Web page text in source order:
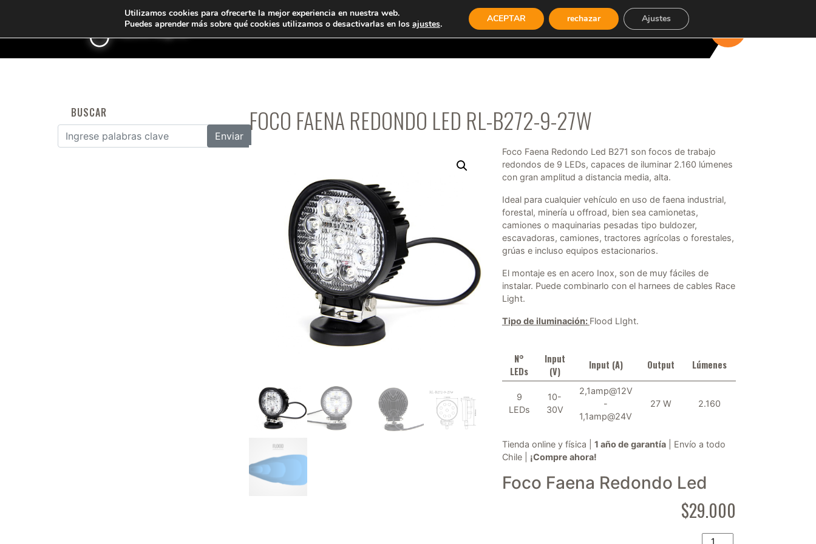
< TIENDA PRODUCTOS EMPRESA CONTACTO
BUSCAR
Buscar por:
FOCO FAENA REDONDO LED RL-B272-9-27W
Foco Faena Redondo Led B271 son focos de trabajo
redondos de 9 LEDs, capaces de iluminar 2.160 lúmenes
con gran amplitud a distancia media, alta.
Ideal para cualquier vehículo en uso de faena industrial,
forestal, minería u offroad, bien sea camionetas,
camiones o maquinarias pesadas tipo buldozer,
escavadoras, camiones, tractores agrícolas o forestales,
grúas e incluso equipos estacionarios.
El montaje es en acero Inox, son de muy fáciles de
instalar. Puede combinarlo con el harnees de cables Race
Light.
Tipo de iluminación: Flood LIght.
N°
LEDs
Input
(V)
Input (A) Output Lúmenes
9
LEDs
10-
30V
2,1amp@12V
-
1,1amp@24V
27 W 2.160
Tienda online y física | 1 año de garantía| Envío a todo
Chile | ¡Compre ahora!
Foco Faena Redondo Led
$29.000
Foco Faena Redondo Led
Utilizamos cookies para ofrecerte la mejor experiencia en nuestra web.
Puedes aprender más sobre qué cookies utilizamos o desactivarlas en los ajustes. ACEPTAR rechazar Ajustes